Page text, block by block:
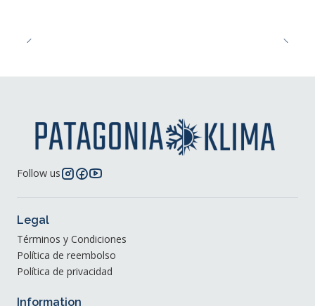
Follow us
Legal
Términos y Condiciones
Política de reembolso
Política de privacidad
Information